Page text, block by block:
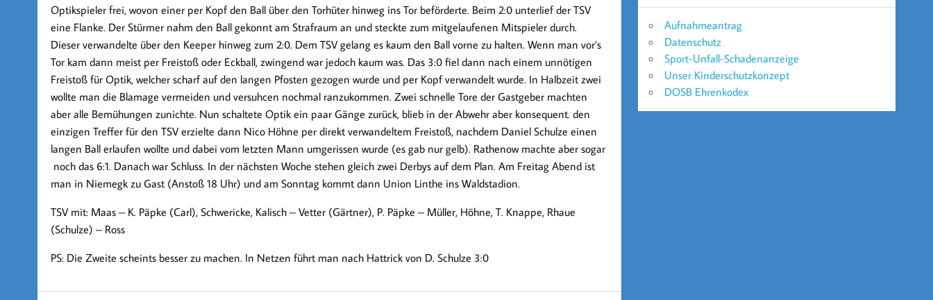
Optikspieler frei, wovon einer per Kopf den Ball über den Torhüter hinweg ins Tor beförderte. Beim 2:0 unterlief der TSV
eine Flanke. Der Stürmer nahm den Ball gekonnt am Strafraum an und steckte zum mitgelaufenen Mitspieler durch.
Dieser verwandelte über den Keeper hinweg zum 2:0. Dem TSV gelang es kaum den Ball vorne zu halten. Wenn man vor’s
Tor kam dann meist per Freistoß oder Eckball, zwingend war jedoch kaum was. Das 3:0 fiel dann nach einem unnötigen
Freistoß für Optik, welcher scharf auf den langen Pfosten gezogen wurde und per Kopf verwandelt wurde. In Halbzeit zwei
wollte man die Blamage vermeiden und versuhcen nochmal ranzukommen. Zwei schnelle Tore der Gastgeber machten
aber alle Bemühungen zunichte. Nun schaltete Optik ein paar Gänge zurück, blieb in der Abwehr aber konsequent. den
einzigen Treffer für den TSV erzielte dann Nico Höhne per direkt verwandeltem Freistoß, nachdem Daniel Schulze einen
langen Ball erlaufen wollte und dabei vom letzten Mann umgerissen wurde (es gab nur gelb). Rathenow machte aber sogar
noch das 6:1. Danach war Schluss. In der nächsten Woche stehen gleich zwei Derbys auf dem Plan. Am Freitag Abend ist
man in Niemegk zu Gast (Anstoß 18 Uhr) und am Sonntag kommt dann Union Linthe ins Waldstadion.
TSV mit: Maas – K. Päpke (Carl), Schwericke, Kalisch – Vetter (Gärtner), P. Päpke – Müller, Höhne, T. Knappe, Rhaue
(Schulze) – Ross
PS: Die Zweite scheints besser zu machen. In Netzen führt man nach Hattrick von D. Schulze 3:0
Aufnahmeantrag
Datenschutz
Sport-Unfall-Schadenanzeige
Unser Kinderschutzkonzept
DOSB Ehrenkodex